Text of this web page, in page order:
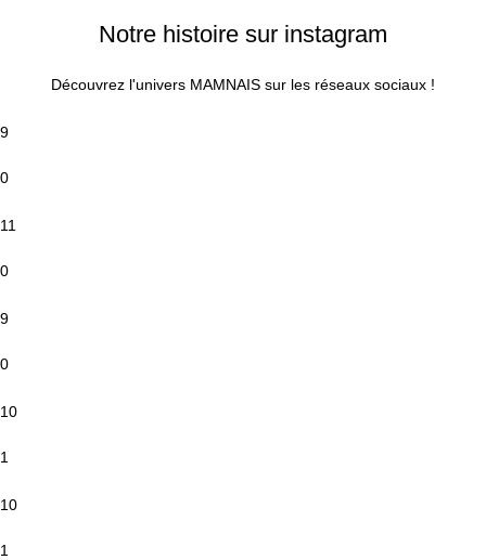
Notre histoire sur instagram
Découvrez l'univers MAMNAIS sur les réseaux sociaux !
9
0
11
0
9
0
10
1
10
1